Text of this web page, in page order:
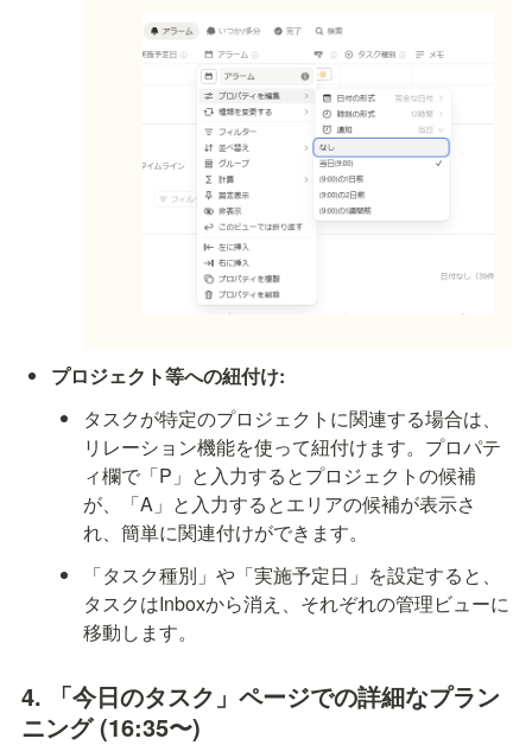
プロジェクト等への紐付け:
タスクが特定のプロジェクトに関連する場合は、
リレーション機能を使って紐付けます。プロパテ
ィ欄で「P」と入力するとプロジェクトの候補
が、「A」と入力するとエリアの候補が表示さ
れ、簡単に関連付けができます。
「タスク種別」や「実施予定日」を設定すると、
タスクはInboxから消え、それぞれの管理ビューに
移動します。
4. 「今日のタスク」ページでの詳細なプラン
ニング (16:35〜)